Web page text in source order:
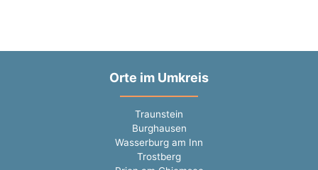
Orte im Umkreis
Traunstein
Burghausen
Wasserburg am Inn
Trostberg